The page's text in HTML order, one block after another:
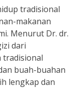
tradisional
makanan
Menurut Dr. dr.
dari
tradisional
buah-buahan
lengkap dan